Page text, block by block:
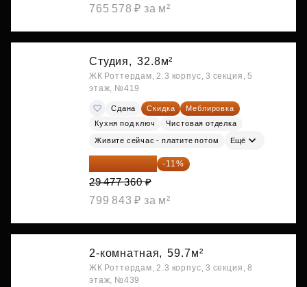
765 578 ₽ за м²
Студия, 32.8м²
ЖК Роттердам, 2.3 корпус, 3 секция, 5
этаж, №419
Сдана Скидка
Меблировка
Кухня под ключ
Чистовая отделка
Живите сейчас - платите потом Ещё
26 234 850 ₽ -11%
29 477 360 ₽
799 843 ₽ за м²
2-комнатная, 59.7м²
ЖК Роттердам, 2.3 корпус, 3 секция, 8
этаж, №439